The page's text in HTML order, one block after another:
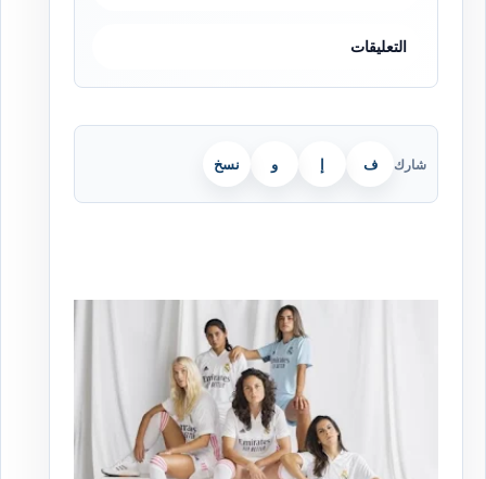
التعليقات
شارك ف إ و نسخ